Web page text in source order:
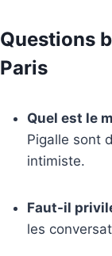
Questions
Paris
Quel est le
Pigalle sont
intimiste.
Faut-il
les